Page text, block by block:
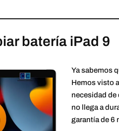
batería iPad 9
Ya sabemos
Hemos visto
necesidad de
no llega a
garantía de 6